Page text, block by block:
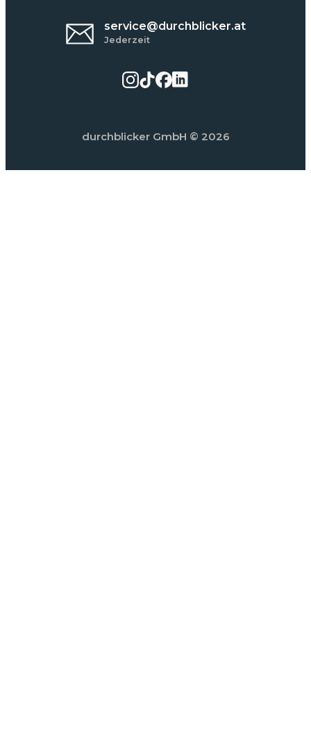
service@durchblicker.at
Jederzeit
durchblicker GmbH © 2026